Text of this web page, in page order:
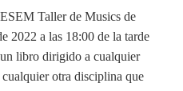
Taller de Musics de
2022 a las 18:00 de la tarde
libro dirigido a cualquier
otra disciplina que